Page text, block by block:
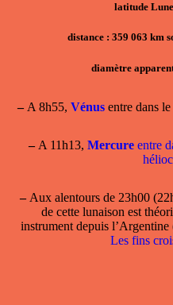
latitude
distance : 359 063 km
diamètre
–A 8h55, Vénusentre dans le
–A 11h13, Mercureentre
–Aux alentours de 23h00
de cette lunaison est
instrument depuis
Les fins